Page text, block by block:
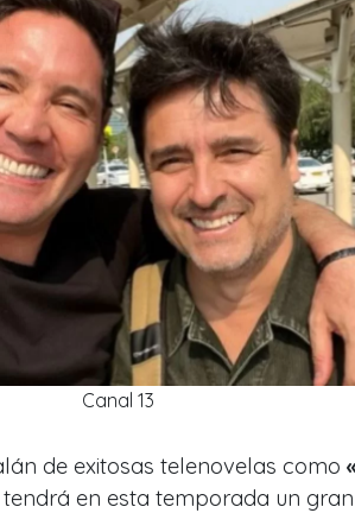
Canal 13
de exitosas telenovelas como
tendrá en esta temporada un